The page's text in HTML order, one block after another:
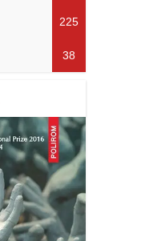
225
38